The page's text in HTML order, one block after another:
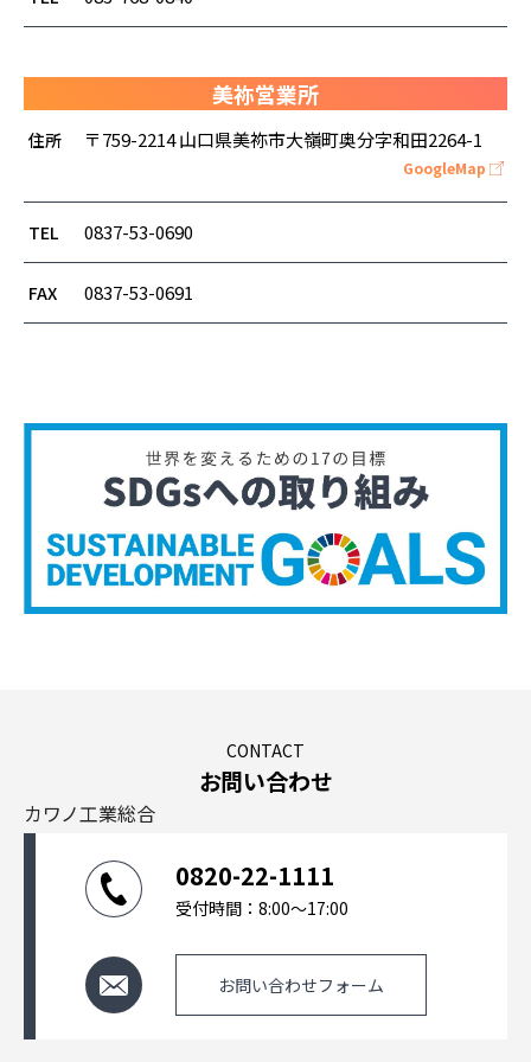
美祢営業所
住所 〒759-2214山口県美祢市大嶺町奥分字和田2264-1
GoogleMap
TEL 0837-53-0690
FAX 0837-53-0691
CONTACT
お問い合わせ
カワノ工業総合
0820-22-1111
受付時間：8:00～17:00
お問い合わせフォーム